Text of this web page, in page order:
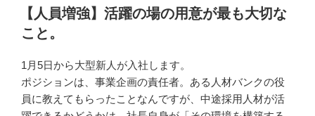
日:【人員増強】活躍の場の用意が最も大切な
こと。
1月5日から大型新人が入社します。
ポジションは、事業企画の責任者。ある人材バンクの役
員に教えてもらったことなんですが、中途採用人材が活